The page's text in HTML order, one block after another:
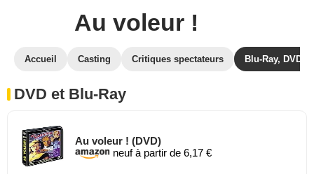
Au voleur !
Accueil Casting Critiques spectateurs Blu-Ray, DVD
DVD et Blu-Ray
Au voleur ! (DVD)
neuf à partir de 6,17 €